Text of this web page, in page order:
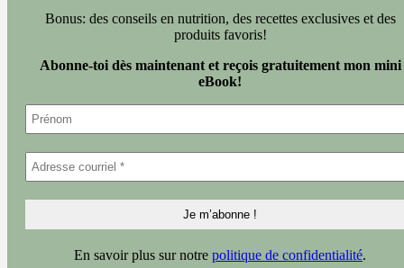
Bonus: des conseils en nutrition, des recettes exclusives et des
produits favoris!
Abonne-toi dès maintenant et reçois gratuitement mon mini
eBook!
En savoir plus sur notre politique de confidentialité.